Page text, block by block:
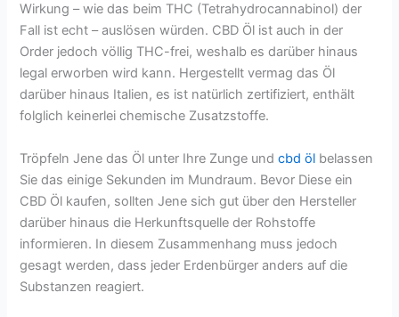
Wirkung – wie das beim THC (Tetrahydrocannabinol) der
Fall ist echt – auslösen würden. CBD Öl ist auch in der
Order jedoch völlig THC-frei, weshalb es darüber hinaus
legal erworben wird kann. Hergestellt vermag das Öl
darüber hinaus Italien, es ist natürlich zertifiziert, enthält
folglich keinerlei chemische Zusatzstoffe.
Tröpfeln Jene das Öl unter Ihre Zunge undcbd öl belassen
Sie das einige Sekunden im Mundraum. Bevor Diese ein
CBD Öl kaufen, sollten Jene sich gut über den Hersteller
darüber hinaus die Herkunftsquelle der Rohstoffe
informieren. In diesem Zusammenhang muss jedoch
gesagt werden, dass jeder Erdenbürger anders auf die
Substanzen reagiert.